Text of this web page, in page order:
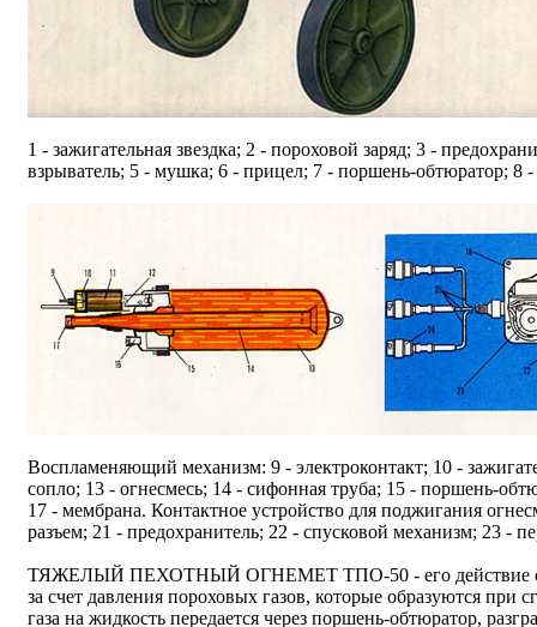
1 - зажигательная звездка; 2 - пороховой заряд; 3 -
взрыватель; 5 - мушка; 6 - прицел; 7 - поршень-обтюратор; 8
Воспламеняющий механизм: 9 - электроконтакт; 10 -
сопло; 13 - огнесмесь; 14 - сифонная труба; 15 - поршень-
17 - мембрана. Контактное устройство для поджигания
разъем; 21 - предохранитель; 22 - спусковой механизм; 23 -
ТЯЖЕЛЫЙ ПЕХОТНЫЙ ОГНЕМЕТ ТПО-50 - его действие
за счет давления пороховых газов, которые образуются при
газа на жидкость передается через поршень-обтюратор,